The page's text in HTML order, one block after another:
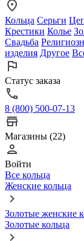
Кольца Серьги
Крестики Колье
Свадьба
изделия Другое
Статус заказа
8 (800) 500-07-13
Магазины (22)
Войти
Все кольца
Женские кольца
Золотые женские
Золотые кольца